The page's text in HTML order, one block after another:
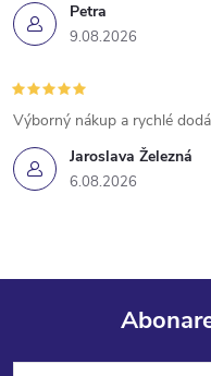
Petra
9.08.2026
Jaroslava Železná
6.08.2026
Výborný nákup a rychlé